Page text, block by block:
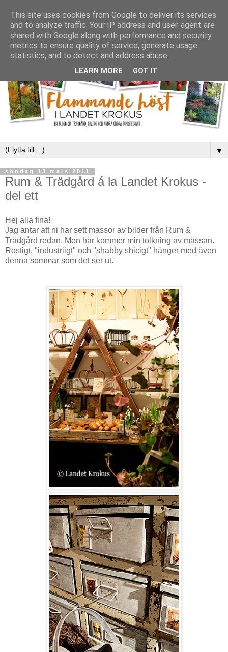
▼
söndag 13 mars 2011
Rum & Trädgård á la Landet Krokus -
del ett
Hej alla fina!
Jag antar att ni har sett massor av bilder från Rum &
Trädgård redan. Men här kommer min tolkning av mässan.
Rostigt, "industriigt" och "shabby shicigt" hänger med även
denna sommar som det ser ut.
This site uses cookies from Google to deliver its services
and to analyze traffic. Your IP address and user-agent are
shared with Google along with performance and security
metrics to ensure quality of service, generate usage
statistics, and to detect and address abuse.
LEARN MORE GOT IT